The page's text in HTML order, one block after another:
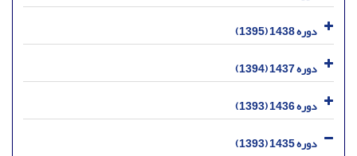
دوره 1438 (1395)
دوره 1437 (1394)
دوره 1436 (1393)
دوره 1435 (1393)